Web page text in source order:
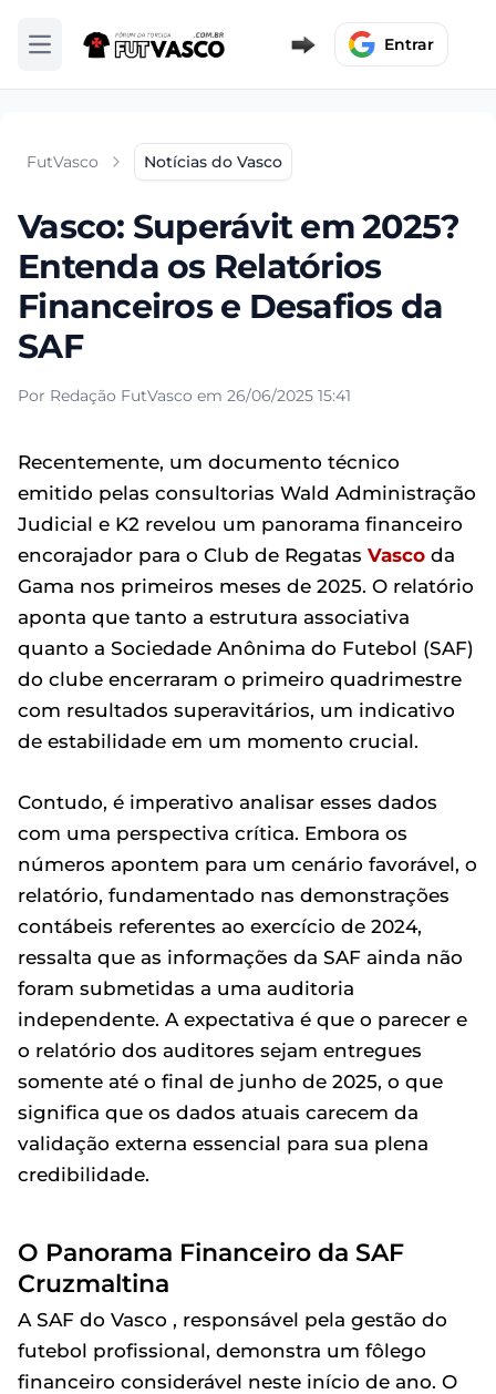
Abrir menu Entrar
FutVasco Notícias do Vasco
Vasco: Superávit em 2025?
Entenda os Relatórios
Financeiros e Desafios da
SAF
Por Redação FutVasco em 26/06/2025 15:41
Recentemente, um documento técnico
emitido pelas consultorias Wald Administração
Judicial e K2 revelou um panorama financeiro
encorajador para o Club de Regatas Vasco da
Gama nos primeiros meses de 2025. O relatório
aponta que tanto a estrutura associativa
quanto a Sociedade Anônima do Futebol (SAF)
do clube encerraram o primeiro quadrimestre
com resultados superavitários, um indicativo
de estabilidade em um momento crucial.
Contudo, é imperativo analisar esses dados
com uma perspectiva crítica. Embora os
números apontem para um cenário favorável, o
relatório, fundamentado nas demonstrações
contábeis referentes ao exercício de 2024,
ressalta que as informações da SAF ainda não
foram submetidas a uma auditoria
independente. A expectativa é que o parecer e
o relatório dos auditores sejam entregues
somente até o final de junho de 2025, o que
significa que os dados atuais carecem da
validação externa essencial para sua plena
credibilidade.
O Panorama Financeiro da SAF
Cruzmaltina
A SAF do Vasco , responsável pela gestão do
futebol profissional, demonstra um fôlego
financeiro considerável neste início de ano. O